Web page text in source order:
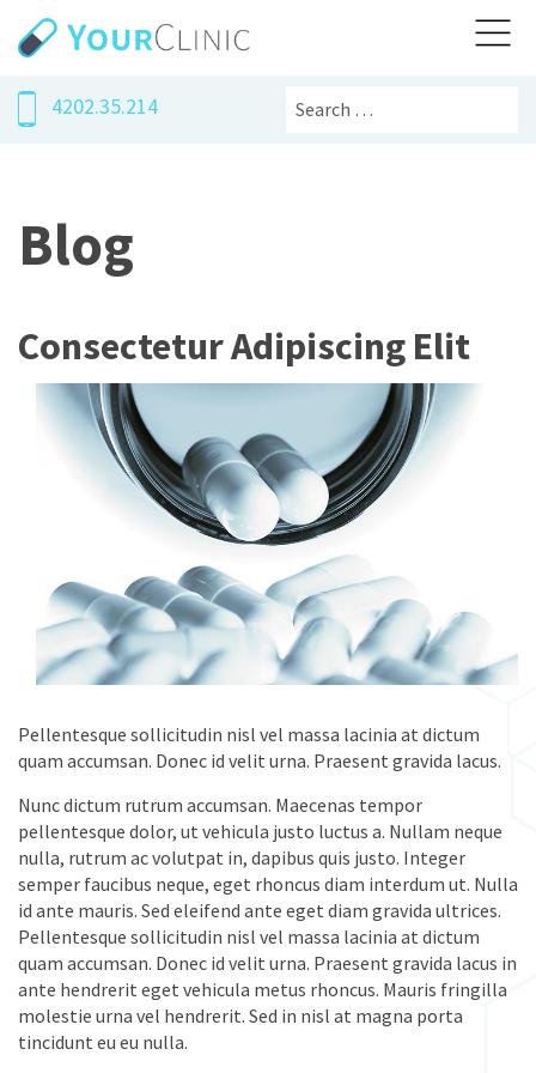
4202.35.214 Search
Blog
Consectetur Adipiscing Elit
Pellentesque sollicitudin nisl vel massa lacinia at dictum
quam accumsan. Donec id velit urna. Praesent gravida lacus.
Nunc dictum rutrum accumsan. Maecenas tempor
pellentesque dolor, ut vehicula justo luctus a. Nullam neque
nulla, rutrum ac volutpat in, dapibus quis justo. Integer
semper faucibus neque, eget rhoncus diam interdum ut. Nulla
id ante mauris. Sed eleifend ante eget diam gravida ultrices.
Pellentesque sollicitudin nisl vel massa lacinia at dictum
quam accumsan. Donec id velit urna. Praesent gravida lacus in
ante hendrerit eget vehicula metus rhoncus. Mauris fringilla
molestie urna vel hendrerit. Sed in nisl at magna porta
tincidunt eu eu nulla.